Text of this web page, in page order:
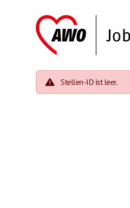
Stellen-ID ist leer.